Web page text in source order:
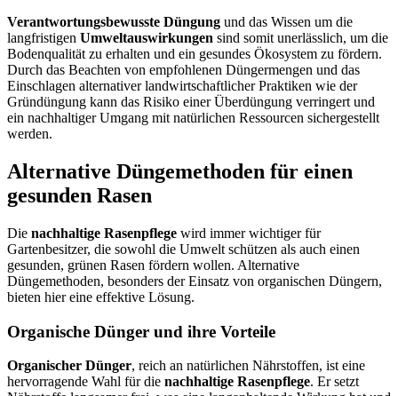
Verantwortungsbewusste Düngung und das Wissen um die
langfristigen Umweltauswirkungen sind somit unerlässlich, um die
Bodenqualität zu erhalten und ein gesundes Ökosystem zu fördern.
Durch das Beachten von empfohlenen Düngermengen und das
Einschlagen alternativer landwirtschaftlicher Praktiken wie der
Gründüngung kann das Risiko einer Überdüngung verringert und
ein nachhaltiger Umgang mit natürlichen Ressourcen sichergestellt
werden.
Alternative Düngemethoden für einen
gesunden Rasen
Die nachhaltige Rasenpflege wird immer wichtiger für
Gartenbesitzer, die sowohl die Umwelt schützen als auch einen
gesunden, grünen Rasen fördern wollen. Alternative
Düngemethoden, besonders der Einsatz von organischen Düngern,
bieten hier eine effektive Lösung.
Organische Dünger und ihre Vorteile
Organischer Dünger, reich an natürlichen Nährstoffen, ist eine
hervorragende Wahl für die nachhaltige Rasenpflege. Er setzt